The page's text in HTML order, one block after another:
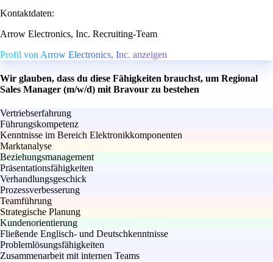
Kontaktdaten:
Arrow Electronics, Inc. Recruiting-Team
Profil von Arrow Electronics, Inc. anzeigen
Wir glauben, dass du diese Fähigkeiten brauchst, um Regional
Sales Manager (m/w/d) mit Bravour zu bestehen
Vertriebserfahrung
Führungskompetenz
Kenntnisse im Bereich Elektronikkomponenten
Marktanalyse
Beziehungsmanagement
Präsentationsfähigkeiten
Verhandlungsgeschick
Prozessverbesserung
Teamführung
Strategische Planung
Kundenorientierung
Fließende Englisch- und Deutschkenntnisse
Problemlösungsfähigkeiten
Zusammenarbeit mit internen Teams